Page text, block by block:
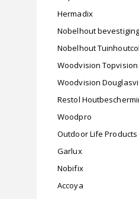
Hermadix
Nobelhout
Nobelhout
Woodvision Topvision
Woodvision
Restol
Woodpro
Outdoor Life Products
Garlux
Nobifix
Accoya